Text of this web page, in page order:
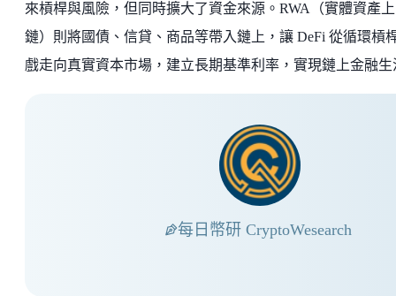
來槓桿與風險，但同時擴大了資金來源。RWA（實體資產上
鏈）則將國債、信貸、商品等帶入鏈上，讓 DeFi 從循環槓
戲走向真實資本市場，建立長期基準利率，實現鏈上金融生
每日幣研 CryptoWesearch